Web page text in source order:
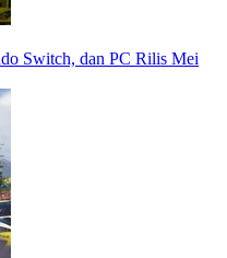
Switch, dan PC Rilis Mei